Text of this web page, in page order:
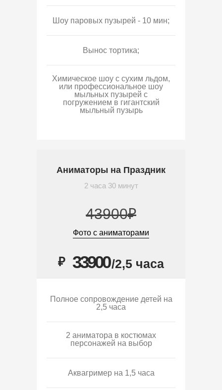
Шоу паровых пузырей - 10 мин;
Вынос тортика;
Химическое шоу с сухим льдом,
или профессиональное шоу
мыльных пузырей с
погружением в гигантский
мыльный пузырь
Аниматоры на Праздник
2 часа 30 минут
43900₽
Фото с аниматорами
₽ 33900/2,5 часа
Полное сопровождение детей на
2,5 часа
2 аниматора в костюмах
персонажей на выбор
Аквагример на 1,5 часа